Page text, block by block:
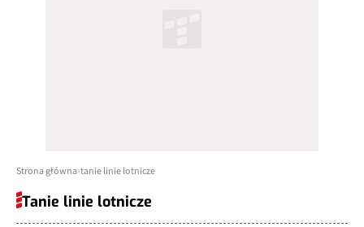
Strona główna tanie linie lotnicze
Tanie linie lotnicze